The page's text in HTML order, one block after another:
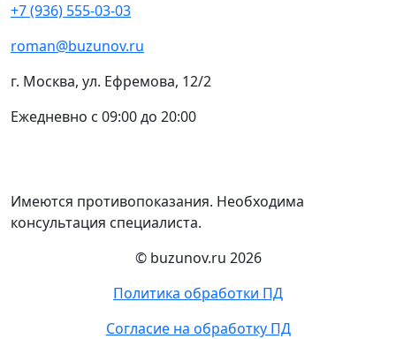
+7 (936) 555-03-03
roman@buzunov.ru
г. Москва, ул. Ефремова, 12/2
Ежедневно с 09:00 до 20:00
Имеются противопоказания. Необходима
консультация специалиста.
© buzunov.ru 2026
Политика обработки ПД
Согласие на обработку ПД